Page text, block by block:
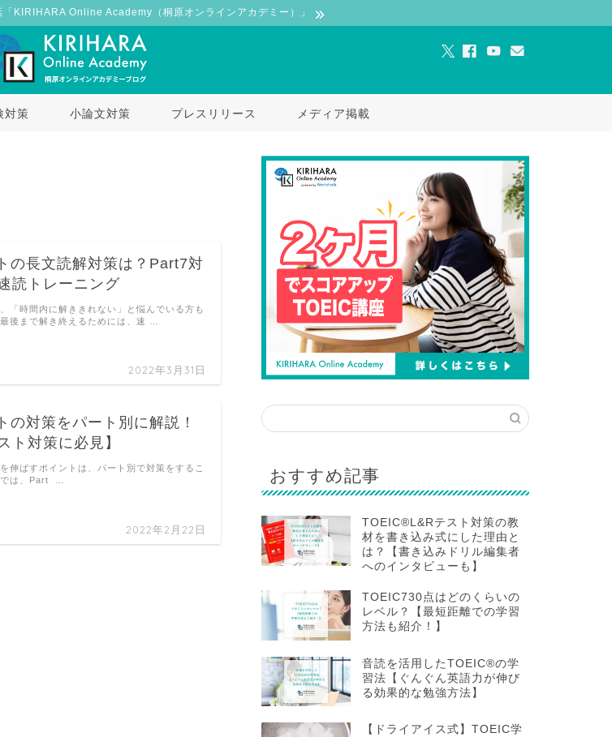
KIRIHARA Online Academy（桐原オンラインアカデミー）」
対策 小論文対策 プレスリリース メディア掲載
の長文読解対策は？Part7対
読トレーニング
2022年3月31日
「時間内に解ききれない」と悩んでいる方も
後まで解き終えるためには、速 …
対策をパート別に解説！
ト対策に必見】
2022年2月22日
伸ばすポイントは、パート別で対策をするこ
は、Part …
おすすめ記事
TOEIC®L&Rテスト対策の教
材を書き込み式にした理由と
は？【書き込みドリル編集者
へのインタビューも】
TOEIC730点はどのくらいの
レベル？【最短距離での学習
方法も紹介！】
音読を活用したTOEIC®の学
習法【ぐんぐん英語力が伸び
る効果的な勉強方法】
【ドライアイス式】TOEIC学